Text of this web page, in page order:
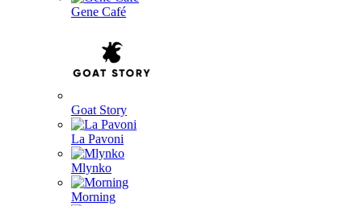
Gene Café
Goat Story
La Pavoni
Mlynko
Morning